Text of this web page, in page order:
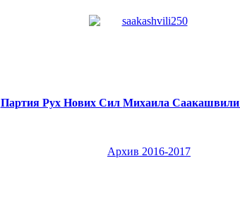
Партия Рух Нових Сил Михаила Саакашвили
Архив 2016-2017